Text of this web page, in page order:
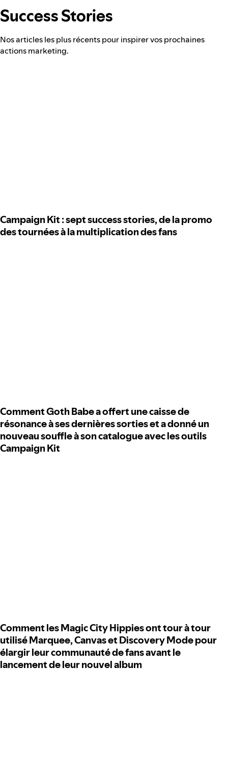
Success Stories
Nos articles les plus récents pour inspirer vos prochaines
actions marketing.
Campaign Kit : sept success stories, de la promo
des tournées à la multiplication des fans
Comment Goth Babe a offert une caisse de
résonance à ses dernières sorties et a donné un
nouveau souffle à son catalogue avec les outils
Campaign Kit
Comment les Magic City Hippies ont tour à tour
utilisé Marquee, Canvas et Discovery Mode pour
élargir leur communauté de fans avant le
lancement de leur nouvel album